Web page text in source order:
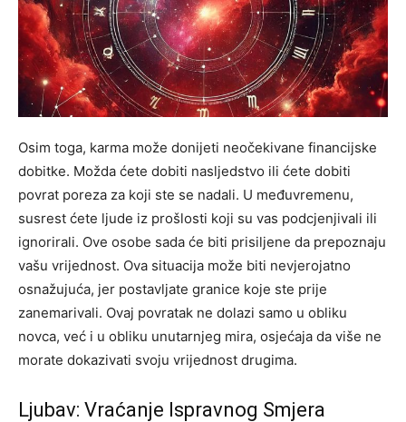
Osim toga, karma može donijeti neočekivane financijske
dobitke. Možda ćete dobiti nasljedstvo ili ćete dobiti
povrat poreza za koji ste se nadali. U međuvremenu,
susrest ćete ljude iz prošlosti koji su vas podcjenjivali ili
ignorirali. Ove osobe sada će biti prisiljene da prepoznaju
vašu vrijednost. Ova situacija može biti nevjerojatno
osnažujuća, jer postavljate granice koje ste prije
zanemarivali. Ovaj povratak ne dolazi samo u obliku
novca, već i u obliku unutarnjeg mira, osjećaja da više ne
morate dokazivati svoju vrijednost drugima.
Ljubav: Vraćanje Ispravnog Smjera